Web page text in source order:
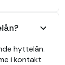
hyttelån.
i kontakt